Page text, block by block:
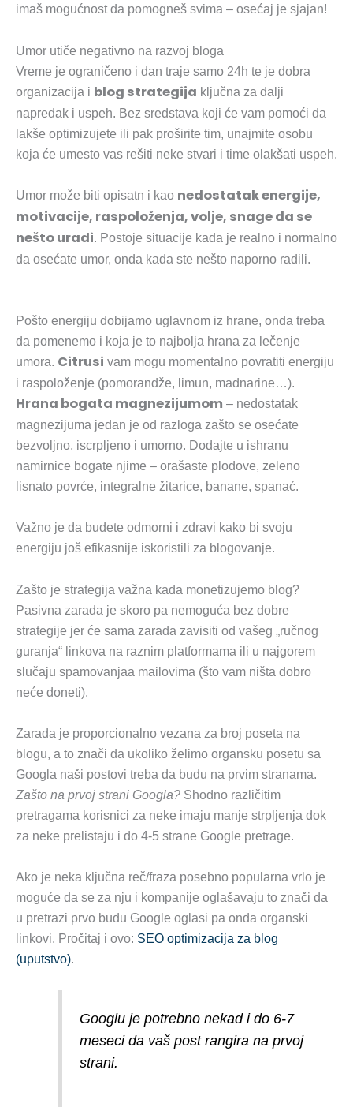
imaš mogućnost da pomogneš svima – osećaj je sjajan!
Umor utiče negativno na razvoj bloga
Vreme je ograničeno i dan traje samo 24h te je dobra
organizacija i blog strategija ključna za dalji
napredak i uspeh. Bez sredstava koji će vam pomoći da
lakše optimizujete ili pak proširite tim, unajmite osobu
koja će umesto vas rešiti neke stvari i time olakšati uspeh.
Umor može biti opisatn i kao nedostatak energije,
motivacije, raspoloženja, volje, snage da se
nešto uradi. Postoje situacije kada je realno i normalno
da osećate umor, onda kada ste nešto naporno radili.
Pošto energiju dobijamo uglavnom iz hrane, onda treba
da pomenemo i koja je to najbolja hrana za lečenje
umora. Citrusi vam mogu momentalno povratiti energiju
i raspoloženje (pomorandže, limun, madnarine…).
Hrana bogata magnezijumom – nedostatak
magnezijuma jedan je od razloga zašto se osećate
bezvoljno, iscrpljeno i umorno. Dodajte u ishranu
namirnice bogate njime – orašaste plodove, zeleno
lisnato povrće, integralne žitarice, banane, spanać.
Važno je da budete odmorni i zdravi kako bi svoju
energiju još efikasnije iskoristili za blogovanje.
Zašto je strategija važna kada monetizujemo blog?
Pasivna zarada je skoro pa nemoguća bez dobre
strategije jer će sama zarada zavisiti od vašeg „ručnog
guranja“ linkova na raznim platformama ili u najgorem
slučaju spamovanjaa mailovima (što vam ništa dobro
neće doneti).
Zarada je proporcionalno vezana za broj poseta na
blogu, a to znači da ukoliko želimo organsku posetu sa
Googla naši postovi treba da budu na prvim stranama.
Zašto na prvoj strani Googla? Shodno različitim
pretragama korisnici za neke imaju manje strpljenja dok
za neke prelistaju i do 4-5 strane Google pretrage.
Ako je neka ključna reč/fraza posebno popularna vrlo je
moguće da se za nju i kompanije oglašavaju to znači da
u pretrazi prvo budu Google oglasi pa onda organski
linkovi. Pročitaj i ovo: SEO optimizacija za blog
(uputstvo).
Googlu je potrebno nekad i do 6-7
meseci da vaš post rangira na prvoj
strani.